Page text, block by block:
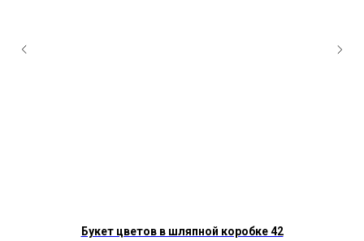
Букет цветов в шляпной коробке 42